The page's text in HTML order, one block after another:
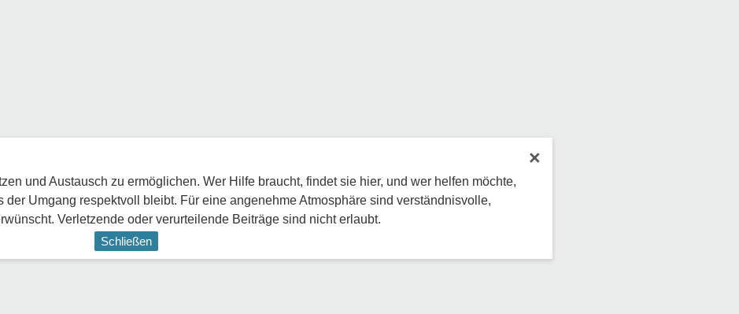
×
und Austausch zu ermöglichen. Wer Hilfe braucht, findet sie hier, und wer helfen möchte,
Umgang respektvoll bleibt. Für eine angenehme Atmosphäre sind verständnisvolle,
Verletzende oder verurteilende Beiträge sind nicht erlaubt.
Schließen